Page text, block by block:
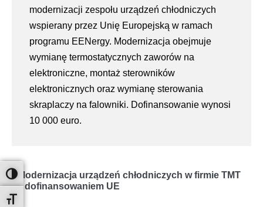
Toggle High Contrast
Toggle Font size
modernizacji zespołu urządzeń chłodniczych
wspierany przez Unię Europejską w ramach
programu EENergy. Modernizacja obejmuje
wymianę termostatycznych zaworów na
elektroniczne, montaż sterowników
elektronicznych oraz wymianę sterowania
skraplaczy na falowniki. Dofinansowanie wynosi
10 000 euro.
Modernizacja urządzeń chłodniczych w firmie TMT
z dofinansowaniem UE